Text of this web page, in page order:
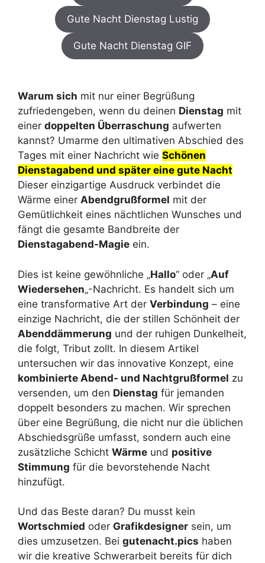
Gute Nacht Dienstag Lustig
Gute Nacht Dienstag GIF
Warum sich mit nur einer Begrüßung
zufriedengeben, wenn du deinen Dienstag mit
einer doppelten Überraschung aufwerten
kannst? Umarme den ultimativen Abschied des
Tages mit einer Nachricht wie Schönen
Dienstagabend und später eine gute Nacht
Dieser einzigartige Ausdruck verbindet die
Wärme einer Abendgrußformel mit der
Gemütlichkeit eines nächtlichen Wunsches und
fängt die gesamte Bandbreite der
Dienstagabend-Magie ein.
Dies ist keine gewöhnliche „Hallo“ oder „Auf
Wiedersehen„-Nachricht. Es handelt sich um
eine transformative Art der Verbindung – eine
einzige Nachricht, die der stillen Schönheit der
Abenddämmerung und der ruhigen Dunkelheit,
die folgt, Tribut zollt. In diesem Artikel
untersuchen wir das innovative Konzept, eine
kombinierte Abend- und Nachtgrußformel zu
versenden, um den Dienstag für jemanden
doppelt besonders zu machen. Wir sprechen
über eine Begrüßung, die nicht nur die üblichen
Abschiedsgrüße umfasst, sondern auch eine
zusätzliche Schicht Wärme und positive
Stimmung für die bevorstehende Nacht
hinzufügt.
Und das Beste daran? Du musst kein
Wortschmied oder Grafikdesigner sein, um
dies umzusetzen. Bei gutenacht.pics haben
wir die kreative Schwerarbeit bereits für dich